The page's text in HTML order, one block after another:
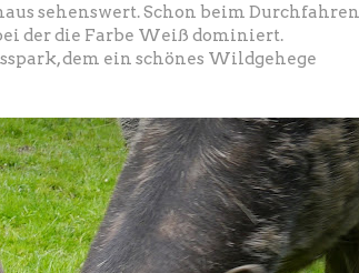
sehenswert. Schon beim Durchfahren
der die Farbe Weiß dominiert.
dem ein schönes Wildgehege